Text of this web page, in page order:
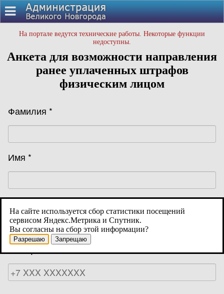
На портале ведутся технические работы. Некоторые функции
недоступны.
Анкета для возможности направления
ранее уплаченных штрафов
физическим лицом
Фамилия *
Имя *
Отчество (при наличии)
На сайте используется сбор статистики посещений
сервисом Яндекс.Метрика и Спутник.
Вы согласны на сбор этой информации?
Разрешаю Запрещаю